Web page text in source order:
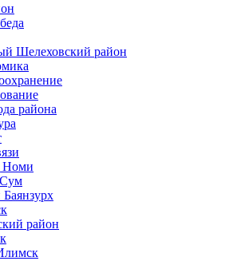
Шелеховский район
района
Номи
район